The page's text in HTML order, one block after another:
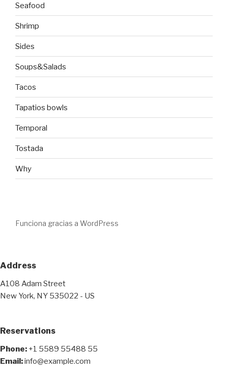
Seafood
Shrimp
Sides
Soups&Salads
Tacos
Tapatios bowls
Temporal
Tostada
Why
Funciona gracias a WordPress
Address
A108 Adam Street
New York, NY 535022 - US
Reservations
Phone: +1 5589 55488 55
Email:info@example.com